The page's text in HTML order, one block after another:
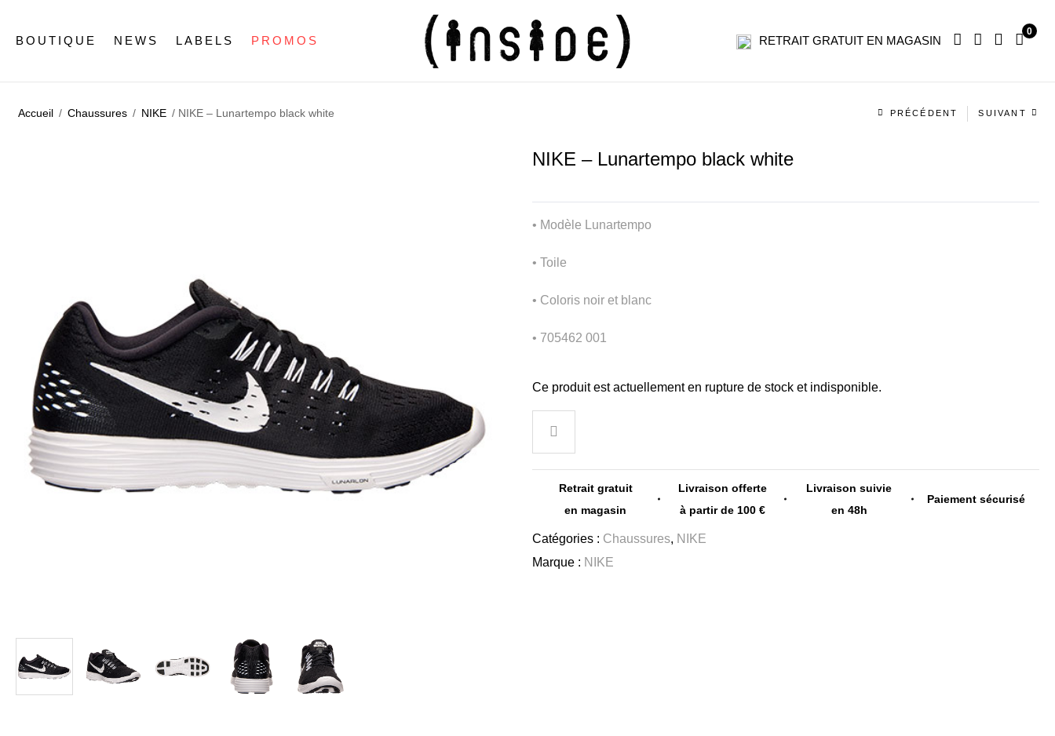
BOUTIQUE NEWS LABELS PROMOS RETRAIT GRATUIT EN MAGASIN
0
Accueil / Chaussures / NIKE / NIKE – Lunartempo black white
Navigation
PRÉCÉDENT SUIVANT
NIKE – Lunartempo black white
• Modèle Lunartempo
• Toile
• Coloris noir et blanc
• 705462 001
Ce produit est actuellement en rupture de stock et indisponible.
Retrait gratuit
en magasin
Livraison offerte
à partir de 100 €
Livraison suivie
en 48h
Paiement sécurisé
Catégories : Chaussures, NIKE
Marque : NIKE